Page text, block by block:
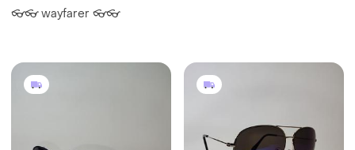
👓👓 wayfarer 👓👓